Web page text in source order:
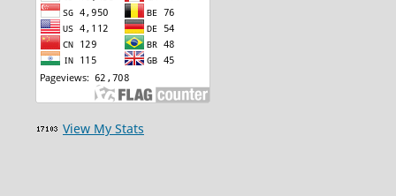
View My Stats